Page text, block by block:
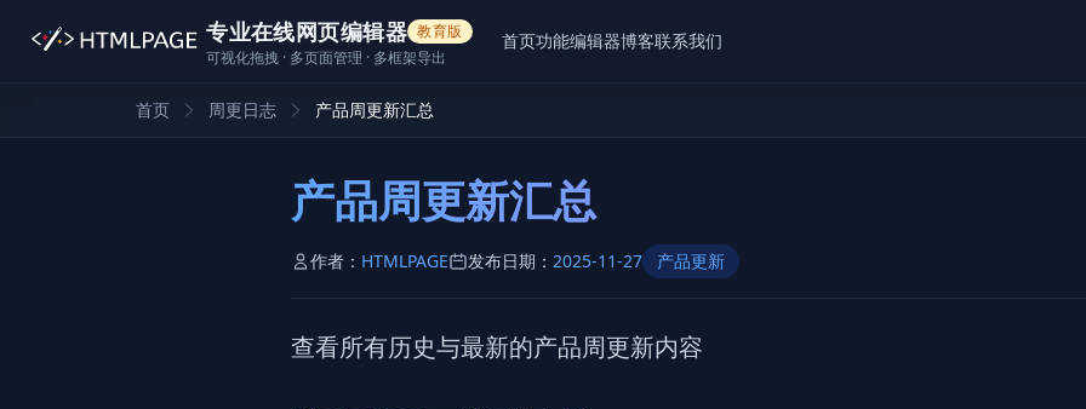
专业在线网页编辑器 教育版
可视化拖拽 · 多页面管理 · 多框架导出
首页功能编辑器博客联系我们
首页 周更日志 产品周更新汇总
产品周更新汇总
作者： HTMLPAGE 发布日期： 2025-11-27 产品更新
查看所有历史与最新的产品周更新内容